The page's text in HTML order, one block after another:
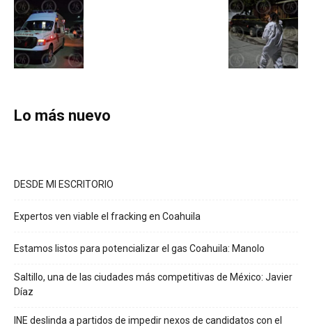
Lo más nuevo
DESDE MI ESCRITORIO
Expertos ven viable el fracking en Coahuila
Estamos listos para potencializar el gas Coahuila: Manolo
Saltillo, una de las ciudades más competitivas de México: Javier
Díaz
INE deslinda a partidos de impedir nexos de candidatos con el